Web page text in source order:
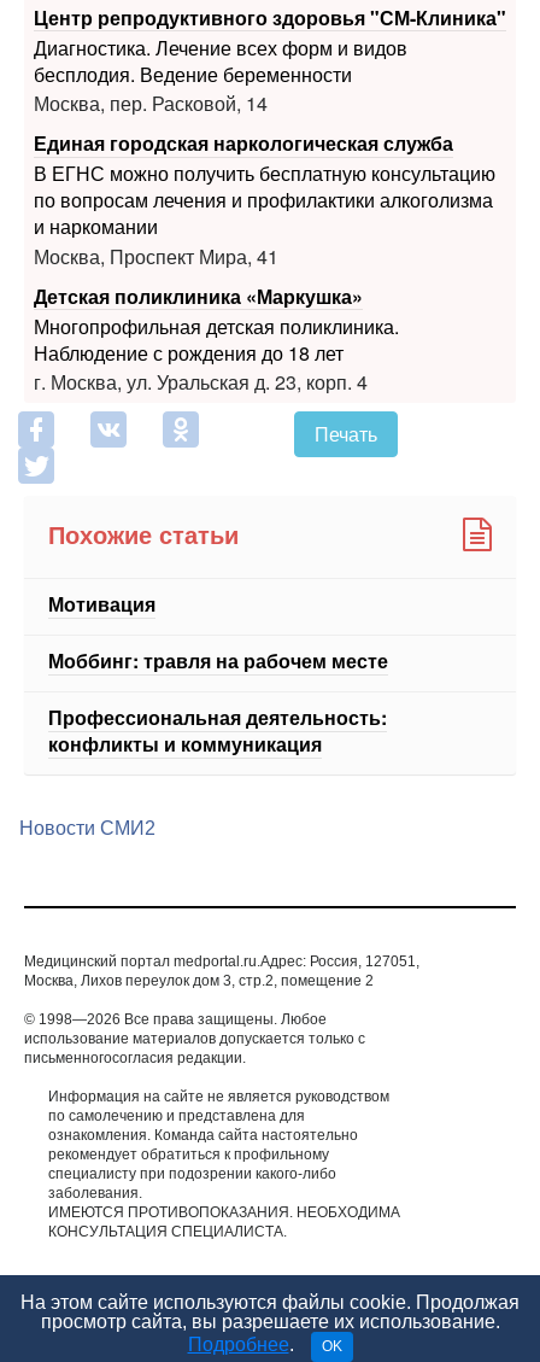
Центр репродуктивного здоровья "СМ-Клиника"
Диагностика. Лечение всех форм и видов
бесплодия. Ведение беременности
Москва, пер. Расковой, 14
Единая городская наркологическая служба
В ЕГНС можно получить бесплатную консультацию
по вопросам лечения и профилактики алкоголизма
и наркомании
Москва, Проспект Мира, 41
Детская поликлиника «Маркушка»
Многопрофильная детская поликлиника.
Наблюдение с рождения до 18 лет
г. Москва, ул. Уральская д. 23, корп. 4
Печать
Похожие статьи
Мотивация
Моббинг: травля на рабочем месте
Профессиональная деятельность:
конфликты и коммуникация
Новости СМИ2
Медицинский портал medportal.ru.Адрес: Россия, 127051,
Москва, Лихов переулок дом 3, стр.2, помещение 2
© 1998—2026 Все права защищены. Любое
использование материалов допускается только с
письменногосогласия редакции.
Информация на сайте не является руководством
по самолечению и представлена для
ознакомления. Команда сайта настоятельно
рекомендует обратиться к профильному
специалисту при подозрении какого-либо
заболевания.
ИМЕЮТСЯ ПРОТИВОПОКАЗАНИЯ. НЕОБХОДИМА
КОНСУЛЬТАЦИЯ СПЕЦИАЛИСТА.
На этом сайте используются файлы cookie. Продолжая
просмотр сайта, вы разрешаете их использование.
Подробнее. OK